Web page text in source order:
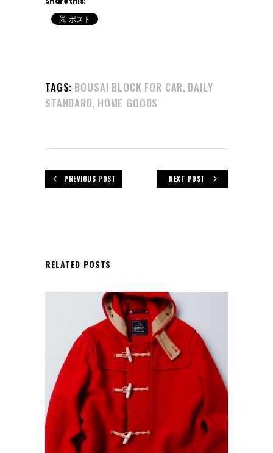
TAGS: BOUSAI BLOCK FOR CAR, DAILY
STANDARD, HOME GOODS
PREVIOUS POST NEXT POST
RELATED POSTS